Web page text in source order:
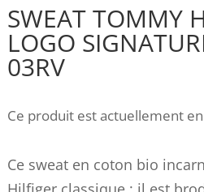
SWEAT TOMMY
LOGO
03RV
Ce produit est actuellement
Ce sweat en coton bio